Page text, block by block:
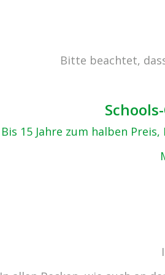
Bitte beachtet,
Bis 15 Jahre zum halben